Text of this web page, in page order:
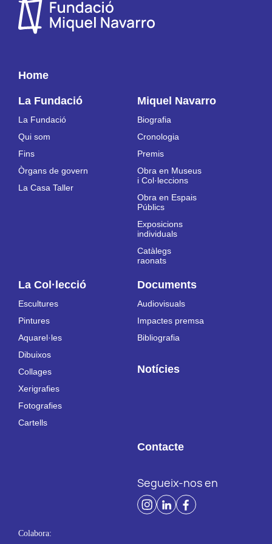
Home
La Fundació
La Fundació
Qui som
Fins
Òrgans de govern
La Casa Taller
Miquel Navarro
Biografia
Cronologia
Premis
Obra en Museus
i Col·leccions
Obra en Espais
Públics
Exposicions
individuals
Catàlegs
raonats
La Col·lecció
Escultures
Pintures
Aquarel·les
Dibuixos
Collages
Xerigrafies
Fotografies
Cartells
Documents
Audiovisuals
Impactes premsa
Bibliografia
Notícies
Contacte
Segueix-nos en